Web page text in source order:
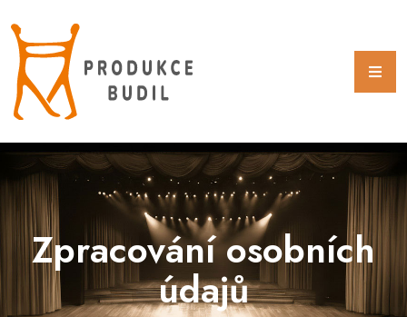
Zpracování osobních
údajů